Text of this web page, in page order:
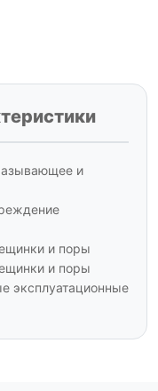
и
и поры
и поры
эксплуатационные